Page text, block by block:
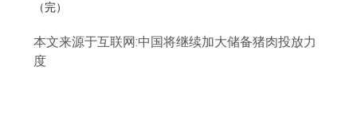
（完）
本文来源于互联网:中国将继续加大储备猪肉投放力
度